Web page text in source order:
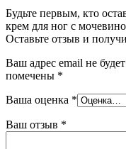
Будьте первым, кто
крем для ног с
Оставьте отзыв и
Ваш адрес email не
помечены *
Ваша оценка *
Ваш отзыв *